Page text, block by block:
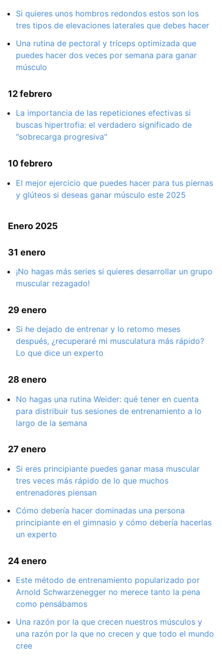
Si quieres unos hombros redondos estos son los
tres tipos de elevaciones laterales que debes hacer
Una rutina de pectoral y tríceps optimizada que
puedes hacer dos veces por semana para ganar
músculo
12 febrero
La importancia de las repeticiones efectivas si
buscas hipertrofia: el verdadero significado de
"sobrecarga progresiva"
10 febrero
El mejor ejercicio que puedes hacer para tus piernas
y glúteos si deseas ganar músculo este 2025
Enero 2025
31 enero
¡No hagas más series si quieres desarrollar un grupo
muscular rezagado!
29 enero
Si he dejado de entrenar y lo retomo meses
después, ¿recuperaré mi musculatura más rápido?
Lo que dice un experto
28 enero
No hagas una rutina Weider: qué tener en cuenta
para distribuir tus sesiones de entrenamiento a lo
largo de la semana
27 enero
Si eres principiante puedes ganar masa muscular
tres veces más rápido de lo que muchos
entrenadores piensan
Cómo debería hacer dominadas una persona
principiante en el gimnasio y cómo debería hacerlas
un experto
24 enero
Este método de entrenamiento popularizado por
Arnold Schwarzenegger no merece tanto la pena
como pensábamos
Una razón por la que crecen nuestros músculos y
una razón por la que no crecen y que todo el mundo
cree